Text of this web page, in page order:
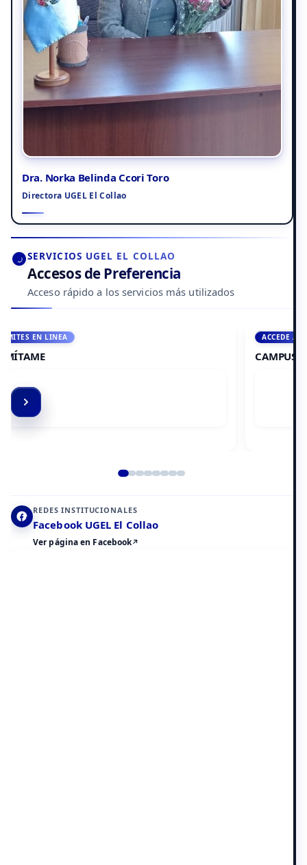
Dra. Norka Belinda Ccori Toro
Directora UGEL El Collao
SERVICIOS UGEL EL COLLAO
Accesos de Preferencia
Acceso rápido a los servicios más utilizados
ACCEDE A AULA VIRTUAL
CAMPUS VIRTUAL
REDES INSTITUCIONALES
Facebook UGEL El Collao
Ver página en Facebook